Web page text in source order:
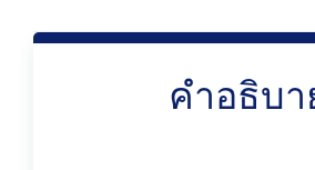
คำอธิบา